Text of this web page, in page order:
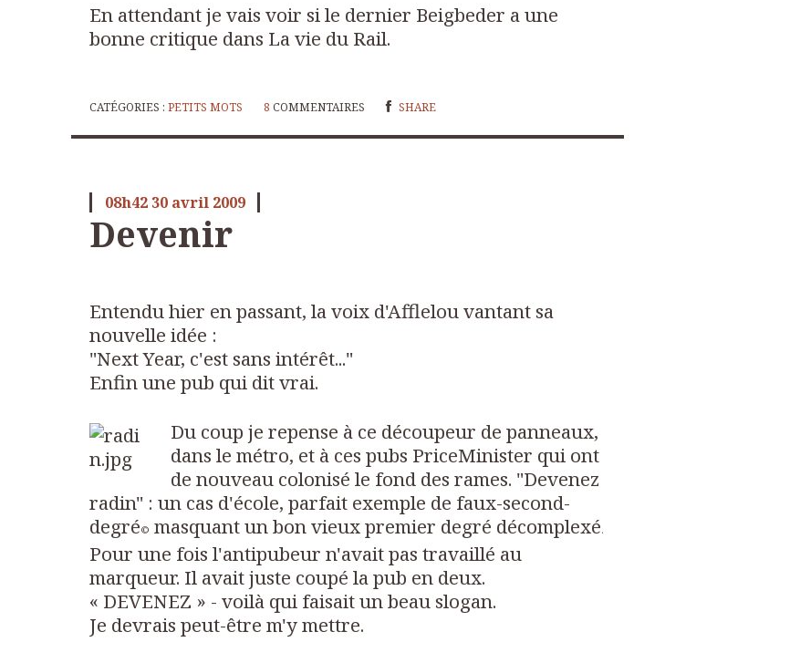
En attendant je vais voir si le dernier Beigbeder a une
bonne critique dans La vie du Rail.
CATÉGORIES :PETITS MOTS 8 COMMENTAIRES SHARE
08h42 30 avril 2009
Devenir
Entendu hier en passant, la voix d'Afflelou vantant sa
nouvelle idée :
"Next Year, c'est sans intérêt..."
Enfin une pub qui dit vrai.
Du coup je repense à ce découpeur de panneaux,
dans le métro, et à ces pubs PriceMinister qui ont
de nouveau colonisé le fond des rames. "Devenez
radin" : un cas d'école, parfait exemple de faux-second-
degré© masquant un bon vieux premier degré décomplexé.
Pour une fois l'antipubeur n'avait pas travaillé au
marqueur. Il avait juste coupé la pub en deux.
« DEVENEZ » - voilà qui faisait un beau slogan.
Je devrais peut-être m'y mettre.